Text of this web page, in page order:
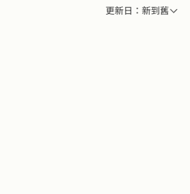
更新日：新到舊